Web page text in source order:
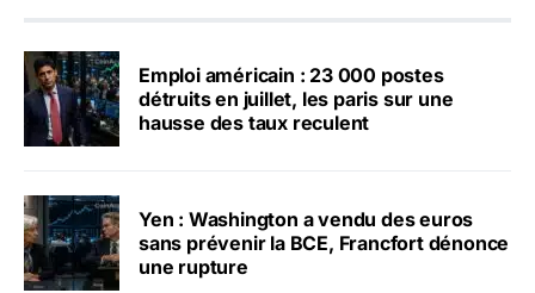
Emploi américain : 23 000 postes
détruits en juillet, les paris sur une
hausse des taux reculent
Yen : Washington a vendu des euros
sans prévenir la BCE, Francfort dénonce
une rupture